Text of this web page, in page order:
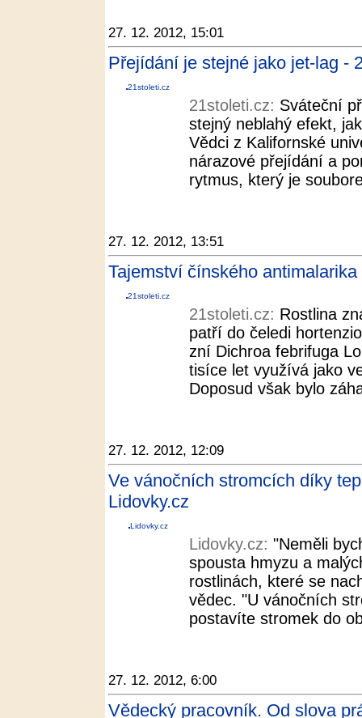
27. 12. 2012, 15:01
Přejídání je stejné jako jet-lag -
21stoleti.cz
21stoleti.cz: Sváteční
stejný neblahý efekt,
Vědci z Kalifornské
nárazové přejídání a
rytmus, který je
27. 12. 2012, 13:51
Tajemství čínského
21stoleti.cz
21stoleti.cz: Rostlina
patří do čeledi
zní Dichroa febrifuga
tisíce let využívá jako
Doposud však bylo
27. 12. 2012, 12:09
Ve vánočních stromcích díky
Lidovky.cz
Lidovky.cz
Lidovky.cz: "Neměli
spousta hmyzu a
rostlinách, které se
vědec. "U vánočních
postavíte stromek do
27. 12. 2012, 6:00
Vědecký pracovník. Od slova